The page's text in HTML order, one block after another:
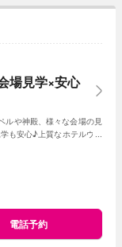
場見学×安心
ルや神殿、様々な会場の見
も安心♪上質なホテルウエ
電話予約